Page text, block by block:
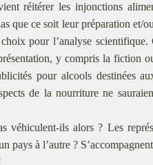
réitérer les injonctions
que ce soit leur préparation et/
pour l’analyse scientifique.
y compris la fiction
pour alcools destinées
de la nourriture ne
véhiculent-ils alors ? Les
pays à l’autre ?